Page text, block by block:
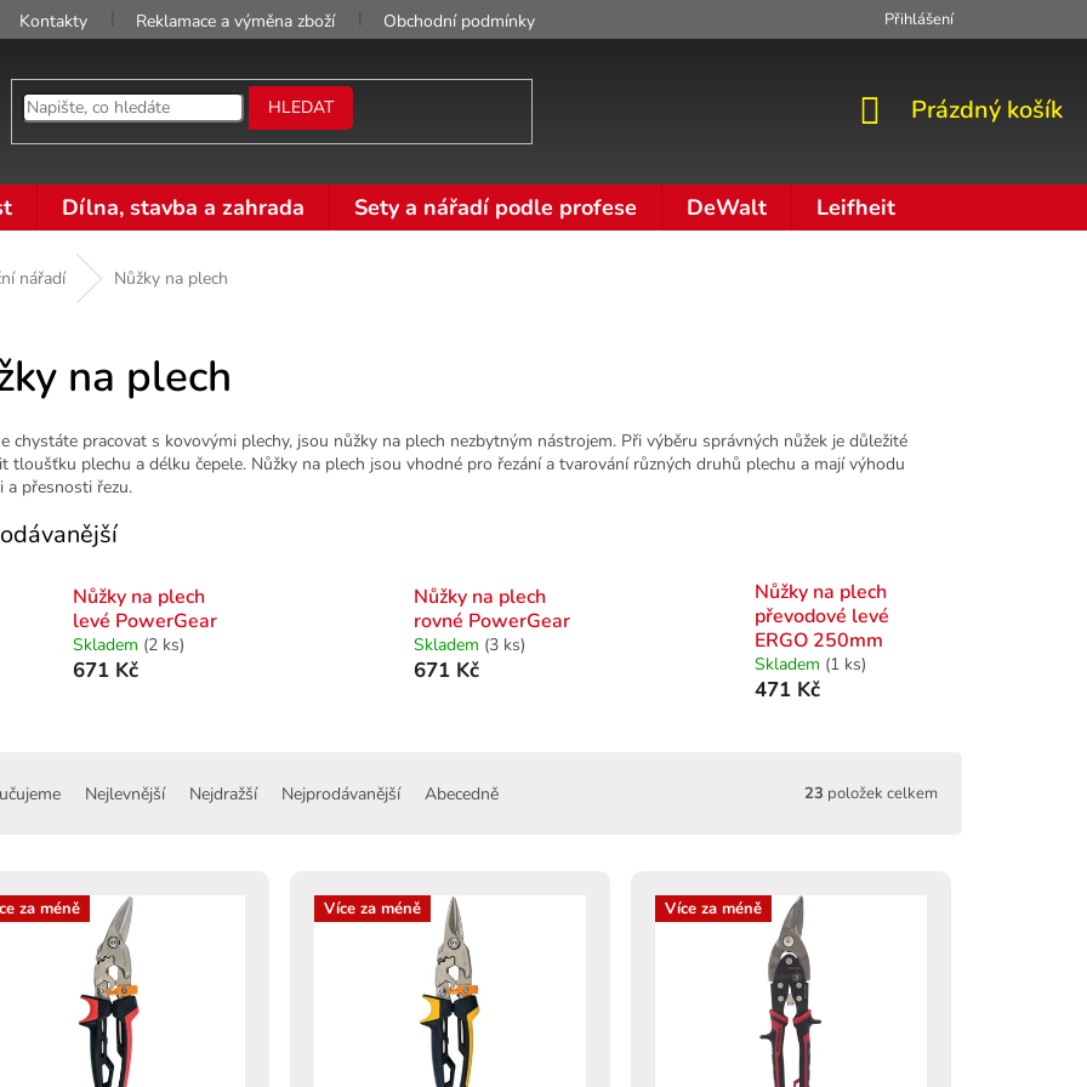
Kontakty Reklamace a výměna zboží Obchodní podmínky Moje objednávka
Přihlášení
HLEDAT
NÁKUPNÍ
Prázdný košík
Dílna, stavba a zahrada Sety a nářadí podle profese DeWalt Leifheit
nářadí Nůžky na plech
na plech
chystáte pracovat s kovovými plechy, jsou nůžky na plech nezbytným nástrojem. Při výběru správných nůžek je důležité
tloušťku plechu a délku čepele. Nůžky na plech jsou vhodné pro řezání a tvarování různých druhů plechu a mají výhodu
a přesnosti řezu.
Nůžky na plech
levé PowerGear
Skladem (2 ks)
671 Kč
Nůžky na plech
rovné PowerGear
Skladem (3 ks)
671 Kč
Nůžky na plech
převodové levé
ERGO 250mm
Skladem (1 ks)
471 Kč
Nejlevnější Nejdražší Nejprodávanější Abecedně 23 položek celkem
za méně Více za méně Více za méně